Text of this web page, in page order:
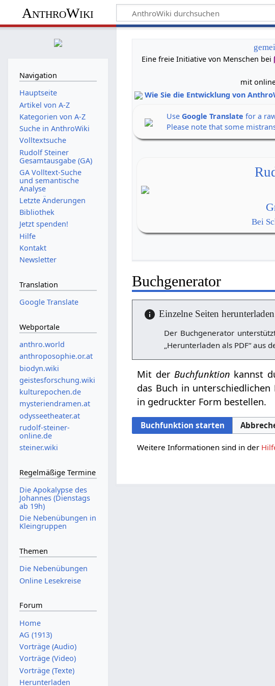
AnthroWiki
Eine freie Initiative von Menschen bei
mit
Wie Sie die Entwicklung von
UseGoogle Translate for a
Please note that some
Bei
Buchgenerator
Einzelne Seiten herunterladen
Der Buchgenerator
„Herunterladen als PDF“ aus
Mit derBuchfunktion kannst
das Buch in unterschiedlichen
in gedruckter Form bestellen.
Buchfunktion starten
Weitere Informationen sind in der
Navigation
Hauptseite
Artikel von A-Z
Kategorien von A-Z
Suche in AnthroWiki
Volltextsuche
Rudolf Steiner
Gesamtausgabe (GA)
GA Volltext-Suche
und semantische
Analyse
Letzte Änderungen
Bibliothek
Jetzt spenden!
Hilfe
Kontakt
Newsletter
Translation
Google Translate
Webportale
anthro.world
anthroposophie.or.at
biodyn.wiki
geistesforschung.wiki
kulturepochen.de
mysteriendramen.at
odysseetheater.at
rudolf-steiner-
online.de
steiner.wiki
Regelmäßige Termine
Die Apokalypse des
Johannes (Dienstags
ab 19h)
Die Nebenübungen in
Kleingruppen
Themen
Die Nebenübungen
Online Lesekreise
Forum
Home
AG (1913)
Vorträge (Audio)
Vorträge (Video)
Vorträge (Texte)
Herunterladen